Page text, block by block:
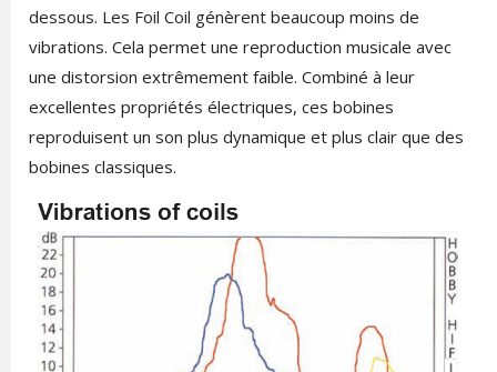
dessous. Les Foil Coil génèrent beaucoup moins de
vibrations. Cela permet une reproduction musicale avec
une distorsion extrêmement faible. Combiné à leur
excellentes propriétés électriques, ces bobines
reproduisent un son plus dynamique et plus clair que des
bobines classiques.